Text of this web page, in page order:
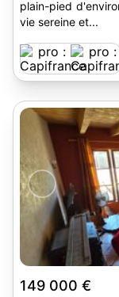
plain-pied
vie sereine et...
149 000 €